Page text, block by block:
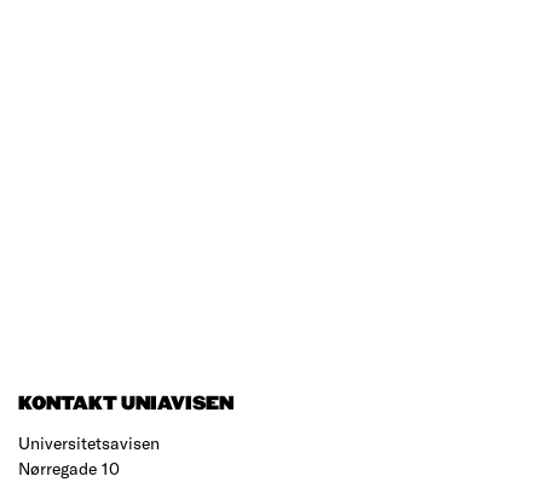
KONTAKT UNIAVISEN
Universitetsavisen
Nørregade 10